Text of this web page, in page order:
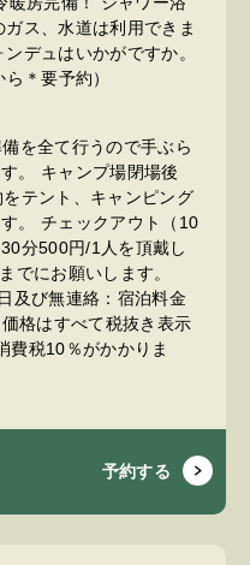
ス、水道は利用できま
デュはいかがですか。
＊要予約）
を全て行うので手ぶら
。 キャンプ場閉場後
をテント、キャンピング
。 チェックアウト（10
分500円/1人を頂戴し
でにお願いします。
及び無連絡：宿泊料金
格はすべて税抜き表示
費税10％がかかりま
予約する